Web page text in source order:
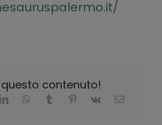
contenuto!